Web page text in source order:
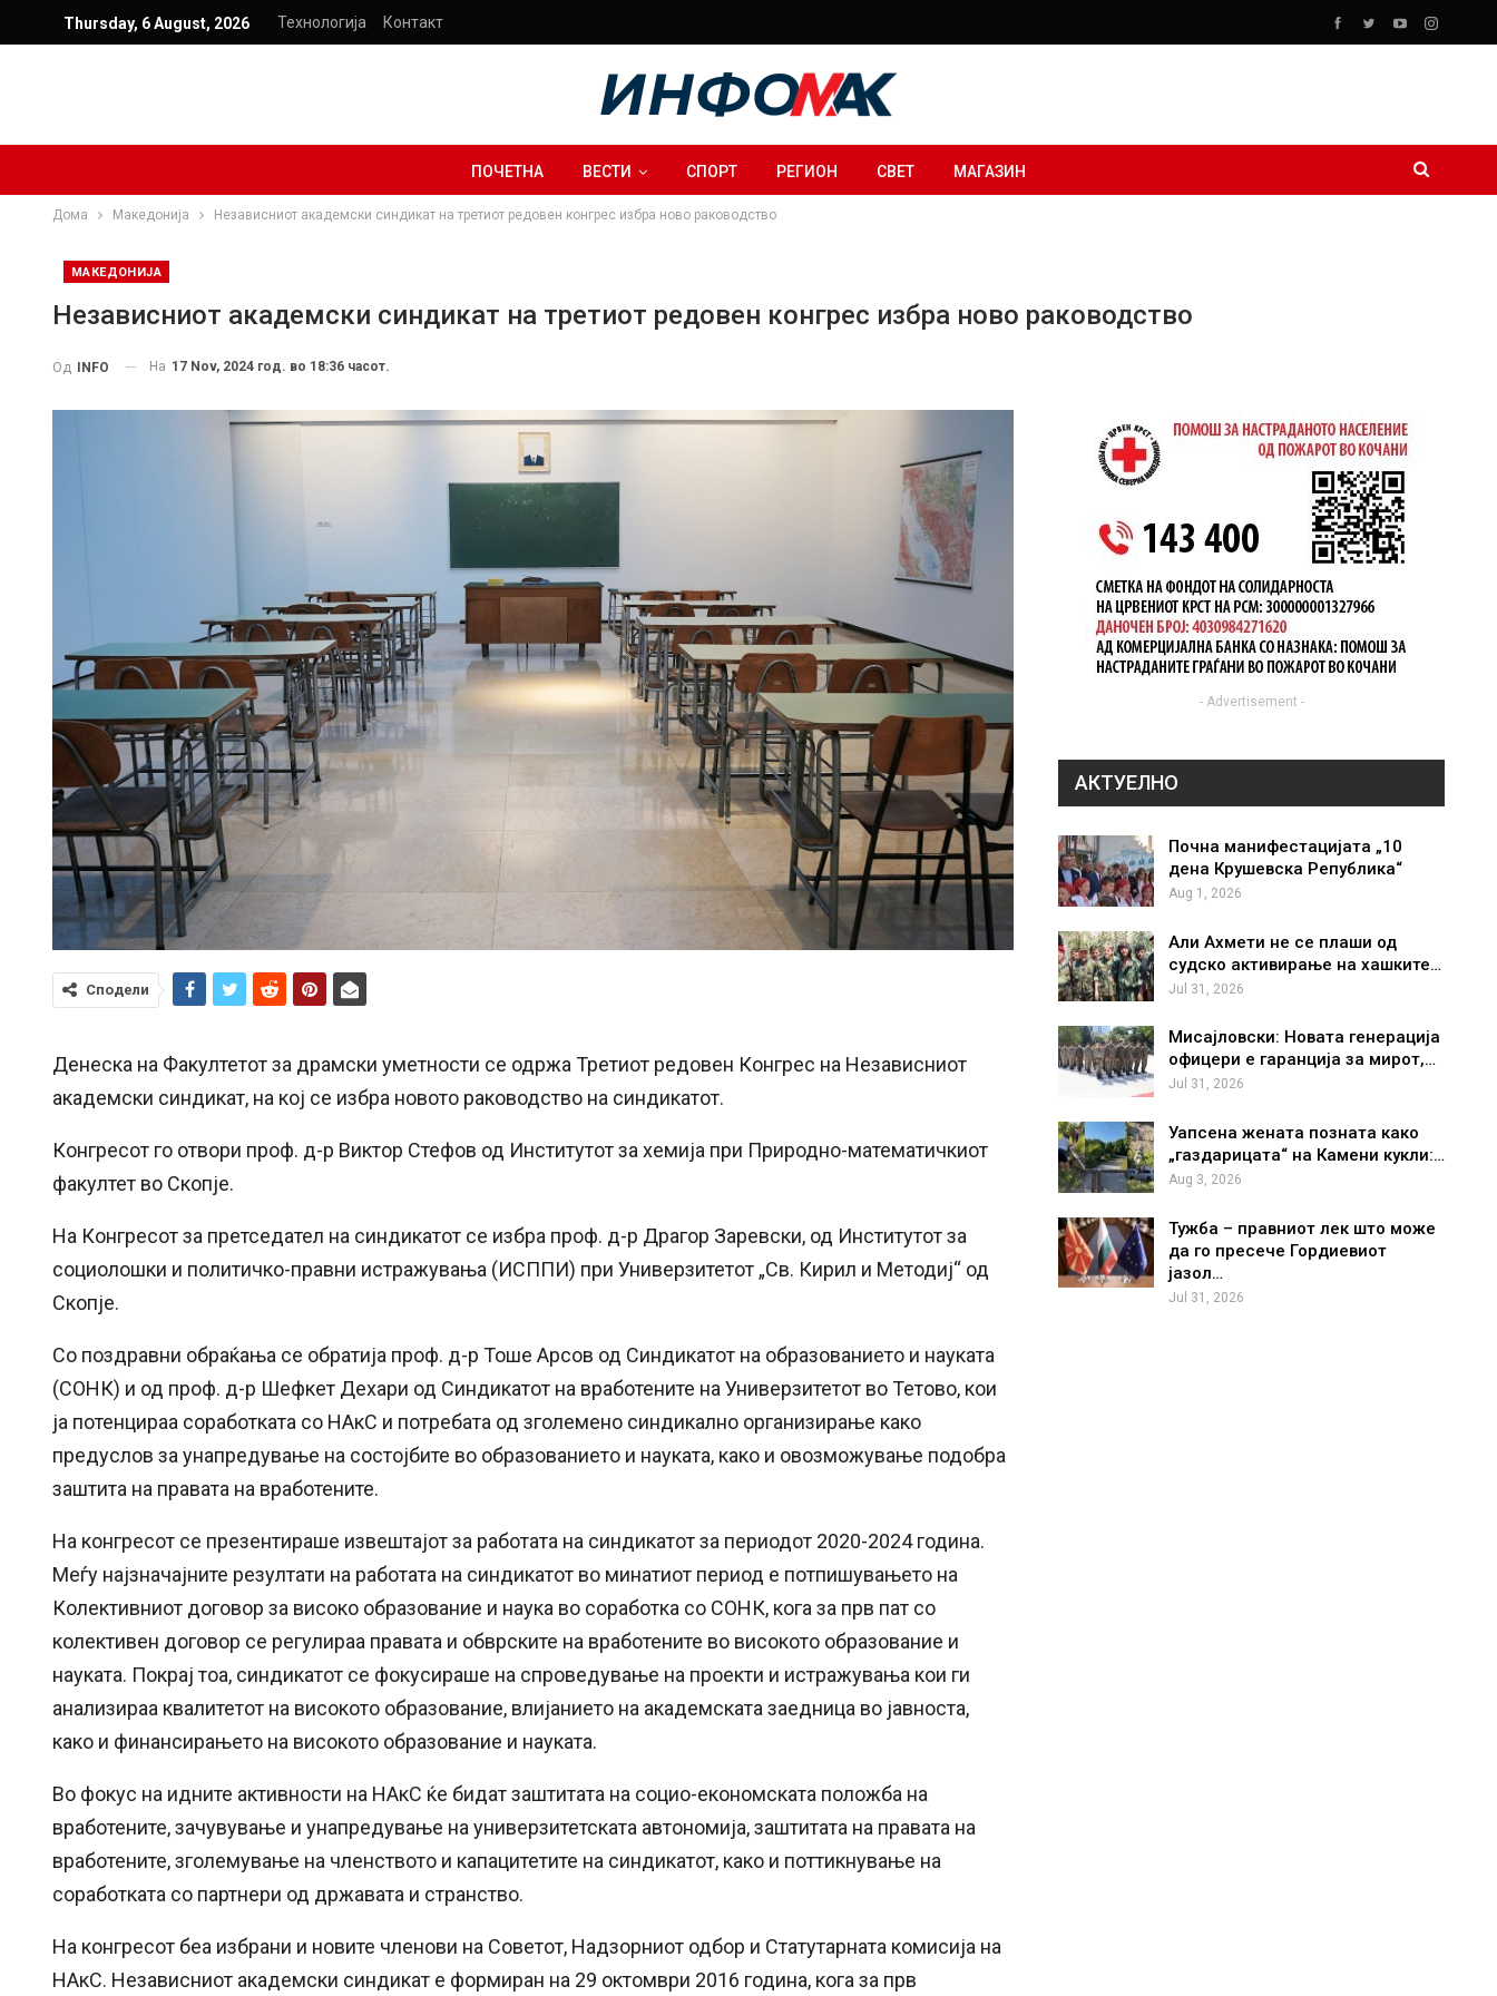
Thursday, 6 August, 2026 Технологија Контакт
ПОЧЕТНА ВЕСТИ СПОРТ РЕГИОН СВЕТ МАГАЗИН
Дома Македонија Независниот академски синдикат на третиот редовен конгрес избра ново раководство
МАКЕДОНИЈА
Независниот академски синдикат на третиот редовен конгрес избра ново раководство
Од INFO На 17 Nov, 2024 год. во 18:36 часот.
Сподели
Денеска на Факултетот за драмски уметности се одржа Третиот редовен Конгрес на Независниот
академски синдикат, на кој се избра новото раководство на синдикатот.
Конгресот го отвори проф. д-р Виктор Стефов од Институтот за хемија при Природно-математичкиот
факултет во Скопје.
На Конгресот за претседател на синдикатот се избра проф. д-р Драгор Заревски, од Институтот за
социолошки и политичко-правни истражувања (ИСППИ) при Универзитетот „Св. Кирил и Методиј“ од
Скопје.
Со поздравни обраќања се обратија проф. д-р Тоше Арсов од Синдикатот на образованието и науката
(СОНК) и од проф. д-р Шефкет Дехари од Синдикатот на вработените на Универзитетот во Тетово, кои
ја потенцираа соработката со НАкС и потребата од зголемено синдикално организирање како
предуслов за унапредување на состојбите во образованието и науката, како и овозможување подобра
заштита на правата на вработените.
На конгресот се презентираше извештајот за работата на синдикатот за периодот 2020-2024 година.
Меѓу најзначајните резултати на работата на синдикатот во минатиот период е потпишувањето на
Колективниот договор за високо образование и наука во соработка со СОНК, кога за прв пат со
колективен договор се регулираа правата и обврските на вработените во високото образование и
науката. Покрај тоа, синдикатот се фокусираше на спроведувањe на проекти и истражувања кои ги
анализираа квалитетот на високото образование, влијанието на академската заедница во јавноста,
како и финансирањето на високото образование и науката.
Во фокус на идните активности на НАкС ќе бидат заштитата на социо-економската положба на
вработените, зачувување и унапредување на универзитетската автономија, заштитата на правата на
вработените, зголемување на членството и капацитетите на синдикатот, како и поттикнување на
соработката со партнери од државата и странство.
На конгресот беа избрани и новите членови на Советот, Надзорниот одбор и Статутарната комисија на
НАкС. Независниот академски синдикат е формиран на 29 октомври 2016 година, кога за прв
- Advertisement -
АКТУЕЛНО
Почна манифестацијата „10
дена Крушевска Република“
Aug 1, 2026
Али Ахмети не се плаши од
судско активирање на хашките…
Jul 31, 2026
Мисајловски: Новата генерација
офицери е гаранција за мирот,…
Jul 31, 2026
Уапсена жената позната како
„газдарицата“ на Камени кукли:…
Aug 3, 2026
Тужба – правниот лек што може
да го пресече Гордиевиот
јазол…
Jul 31, 2026